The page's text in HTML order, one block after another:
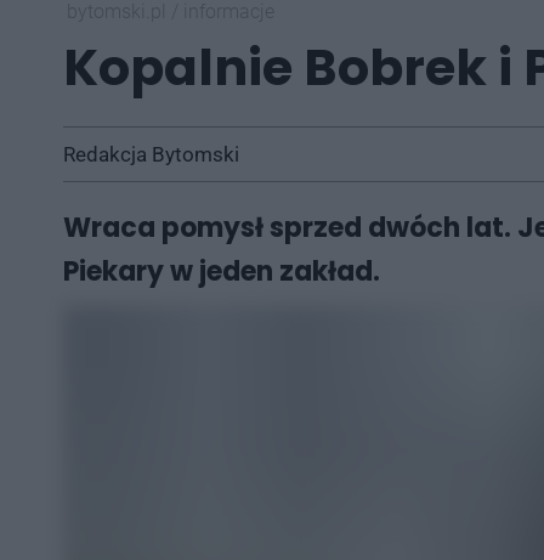
Kopalnie Bobrek i
Redakcja Bytomski
Wraca pomysł sprzed dwóch lat.
Piekary w jeden zakład.